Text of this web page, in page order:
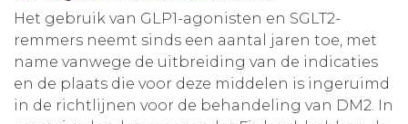
Het gebruik van GLP1-agonisten en SGLT2-
remmers neemt sinds een aantal jaren toe, met
name vanwege de uitbreiding van de indicaties
en de plaats die voor deze middelen is ingeruimd
in de richtlijnen voor de behandeling van DM2. In